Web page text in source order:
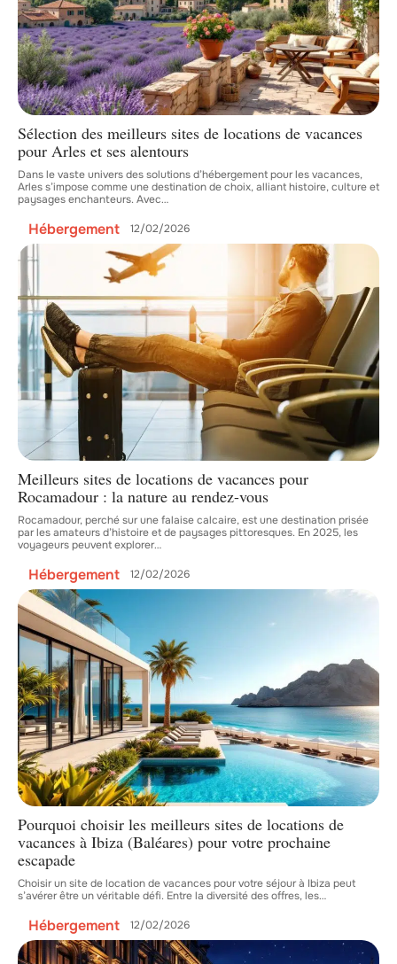
Sélection des meilleurs sites de locations de vacances
pour Arles et ses alentours
Dans le vaste univers des solutions d’hébergement pour les vacances,
Arles s’impose comme une destination de choix, alliant histoire, culture et
paysages enchanteurs. Avec…
Hébergement 12/02/2026
Meilleurs sites de locations de vacances pour
Rocamadour : la nature au rendez-vous
Rocamadour, perché sur une falaise calcaire, est une destination prisée
par les amateurs d’histoire et de paysages pittoresques. En 2025, les
voyageurs peuvent explorer…
Hébergement 12/02/2026
Pourquoi choisir les meilleurs sites de locations de
vacances à Ibiza (Baléares) pour votre prochaine
escapade
Choisir un site de location de vacances pour votre séjour à Ibiza peut
s’avérer être un véritable défi. Entre la diversité des offres, les…
Hébergement 12/02/2026